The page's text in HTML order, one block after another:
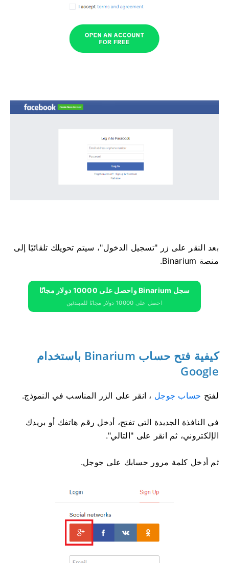
بعد النقر على زر "تسجيل الدخول"، سيتم تحويلك تلقائيًا إلى
منصة Binarium.
سجل Binarium واحصل على 10000 دولار مجانًا
احصل على 10000 دولار مجانًا للمبتدئين
كيفية فتح حساب Binarium باستخدام
Google
لفتح حساب جوجل ، انقر على الزر المناسب في النموذج.
في النافذة الجديدة التي تفتح، أدخل رقم هاتفك أو بريدك
الإلكتروني، ثم انقر على "التالي".
ثم أدخل كلمة مرور حسابك على جوجل.